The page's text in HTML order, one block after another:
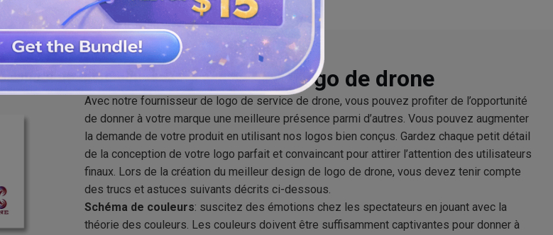
Meilleur créateur de logo de drone
Avec notre fournisseur de logo de service de drone, vous pouvez profiter de l’opportunité
de donner à votre marque une meilleure présence parmi d’autres. Vous pouvez augmenter
la demande de votre produit en utilisant nos logos bien conçus. Gardez chaque petit détail
de la conception de votre logo parfait et convaincant pour attirer l’attention des utilisateurs
finaux. Lors de la création du meilleur design de logo de drone, vous devez tenir compte
des trucs et astuces suivants décrits ci-dessous.
Schéma de couleurs: suscitez des émotions chez les spectateurs en jouant avec la
théorie des couleurs. Les couleurs doivent être suffisamment captivantes pour donner à